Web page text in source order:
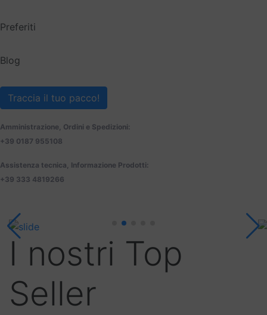
Preferiti
Blog
Traccia il tuo pacco!
Amministrazione, Ordini e Spedizioni:
+39 0187 955108
Assistenza tecnica, Informazione Prodotti:
+39 333 4819266
I nostri Top
Seller